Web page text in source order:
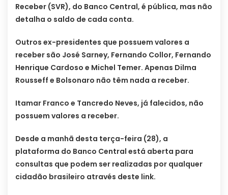
Receber (SVR), do Banco Central, é pública, mas não
detalha o saldo de cada conta.
Outros ex-presidentes que possuem valores a
receber são José Sarney, Fernando Collor, Fernando
Henrique Cardoso e Michel Temer. Apenas Dilma
Rousseff e Bolsonaro não têm nada a receber.
Itamar Franco e Tancredo Neves, já falecidos, não
possuem valores a receber.
Desde a manhã desta terça-feira (28), a
plataforma do Banco Central está aberta para
consultas que podem ser realizadas por qualquer
cidadão brasileiro através deste link.